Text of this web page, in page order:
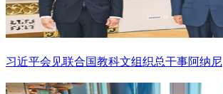
习近平会见联合国教科文组织总干事阿纳尼